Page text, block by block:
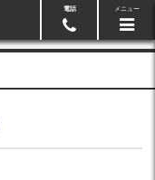
電話 メニュー